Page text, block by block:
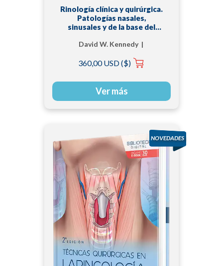
Rinología clínica y quirúrgica.
Patologías nasales,
sinusales y de la base del
David W. Kennedy |
John Wormald |
360,00 USD ($)
Ver más